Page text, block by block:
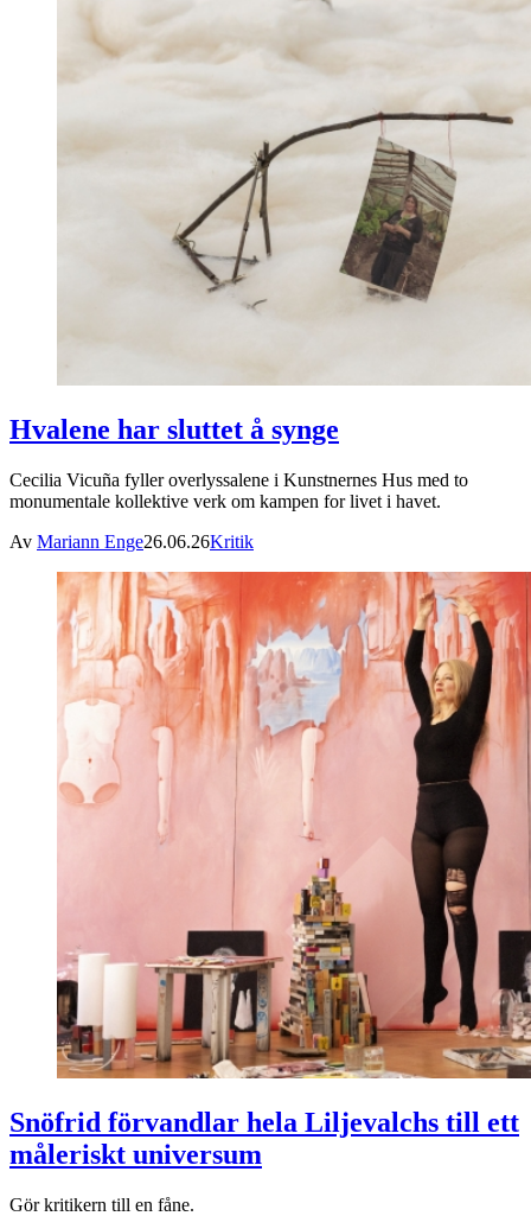
Hvalene har sluttet å synge
Cecilia Vicuña fyller overlyssalene i Kunstnernes Hus med to
monumentale kollektive verk om kampen for livet i havet.
Av Mariann Enge26.06.26Kritik
Snöfrid förvandlar hela Liljevalchs till ett
måleriskt universum
Gör kritikern till en fåne.